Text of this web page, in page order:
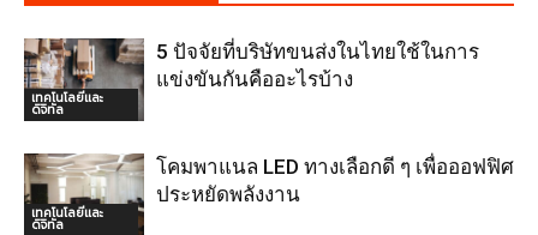
เทคโนโลยีและ
ดิจิทัล
5 ปัจจัยที่บริษัทขนส่งในไทยใช้ในการ
แข่งขันกันคืออะไรบ้าง
เทคโนโลยีและ
ดิจิทัล
โคมพาแนล LED ทางเลือกดี ๆ เพื่อออฟฟิศ
ประหยัดพลังงาน